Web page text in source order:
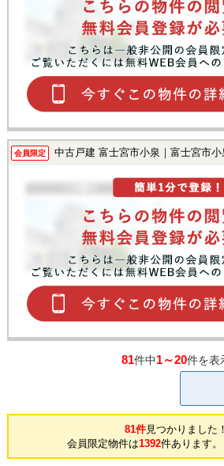
会員限定 中古戸建 富士宮市小泉｜富士宮市
81件中1～20件を表
81件見つかりました！
会員限定物件は1392件あります